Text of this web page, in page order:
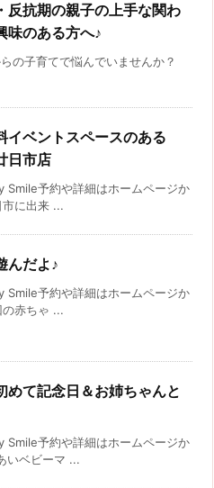
反抗期の親子の上手な関わ
味のある方へ♪
の子育てで悩んでいませんか？
イベントスペースのある
日市店
Smile予約や詳細はホームページか
に出来 ...
んだよ♪
Smile予約や詳細はホームページか
赤ちゃ ...
めて記念日＆お姉ちゃんと
Smile予約や詳細はホームページか
いベビーマ ...